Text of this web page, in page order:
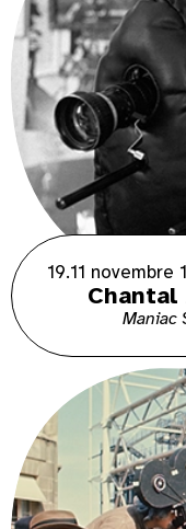
19.11 novembre
Chantal
Maniac